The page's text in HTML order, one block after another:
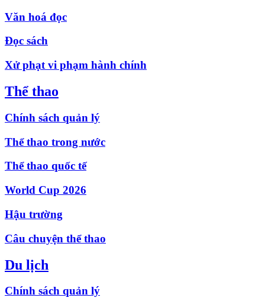
Văn hoá đọc
Đọc sách
Xử phạt vi phạm hành chính
Thể thao
Chính sách quản lý
Thể thao trong nước
Thể thao quốc tế
World Cup 2026
Hậu trường
Câu chuyện thể thao
Du lịch
Chính sách quản lý